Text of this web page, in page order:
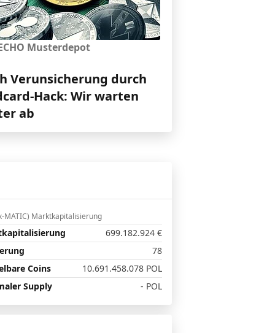
Musterdepot
Verunsicherung durch
Hack: Wir warten
ab
MATIC) Marktkapitalisierung
699.182.924 €
78
Coins
10.691.458.078 POL
Supply
- POL